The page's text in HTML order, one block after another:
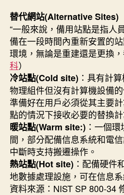
替代網站(Alternative Sites)
“一般來說，備用站點是指人
備在一段時間內重新安置的
環境，無論是重建還是更換
科）
冷站點(Cold site) ：具有計
物理組件但沒有計算機設備
準備好在用戶必須從其主要
點的情況下接收必要的替換
暖站點(Warm site:) ：一個
間，部分配備信息系統和電
中斷時支持搬遷操作。
熱站點(Hot site) ：配備硬件
地數據處理設施，可在信息
資料來源：NIST SP 800-34